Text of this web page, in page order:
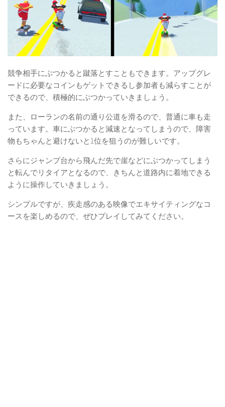
競争相手にぶつかると蹴落とすこともできます。アップグレ
ードに必要なコインもゲットできるし参加者も減らすことが
できるので、積極的にぶつかっていきましょう。
また、ローランの名前の通り公道を滑るので、普通に車も走
っています。車にぶつかると減速となってしまうので、障害
物もちゃんと避けないと1位を狙うのが難しいです。
さらにジャンプ台から飛んだ先で崖などにぶつかってしまう
と転んでリタイアとなるので、きちんと道路内に着地できる
ように操作していきましょう。
シンプルですが、疾走感のある映像でエキサイティングなコ
ースを楽しめるので、ぜひプレイしてみてください。